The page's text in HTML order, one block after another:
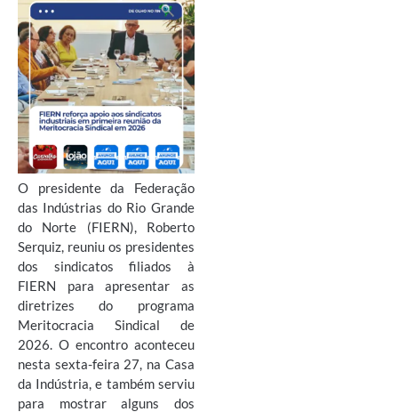
O presidente da Federação
das Indústrias do Rio Grande
do Norte (FIERN), Roberto
Serquiz, reuniu os presidentes
dos sindicatos filiados à
FIERN para apresentar as
diretrizes do programa
Meritocracia Sindical de
2026. O encontro aconteceu
nesta sexta-feira 27, na Casa
da Indústria, e também serviu
para mostrar alguns dos